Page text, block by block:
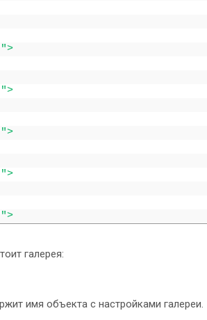
">
">
">
">
">
">
">
галерея:
имя объекта с настройками галереи.